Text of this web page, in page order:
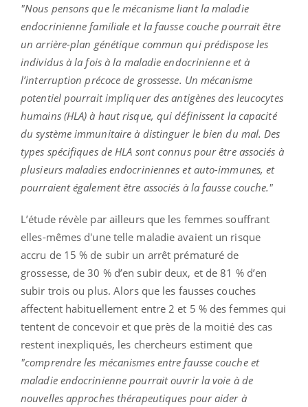
"Nous pensons que le mécanisme liant la maladie
endocrinienne familiale et la fausse couche pourrait être
un arrière-plan génétique commun qui prédispose les
individus à la fois à la maladie endocrinienne et à
l’interruption précoce de grossesse. Un mécanisme
potentiel pourrait impliquer des antigènes des leucocytes
humains (HLA) à haut risque, qui définissent la capacité
du système immunitaire à distinguer le bien du mal. Des
types spécifiques de HLA sont connus pour être associés à
plusieurs maladies endocriniennes et auto-immunes, et
pourraient également être associés à la fausse couche."
L’étude révèle par ailleurs que les femmes souffrant
elles-mêmes d'une telle maladie avaient un risque
accru de 15 % de subir un arrêt prématuré de
grossesse, de 30 % d’en subir deux, et de 81 % d’en
subir trois ou plus. Alors que les fausses couches
affectent habituellement entre 2 et 5 % des femmes qui
tentent de concevoir et que près de la moitié des cas
restent inexpliqués, les chercheurs estiment que
"comprendre les mécanismes entre fausse couche et
maladie endocrinienne pourrait ouvrir la voie à de
nouvelles approches thérapeutiques pour aider à